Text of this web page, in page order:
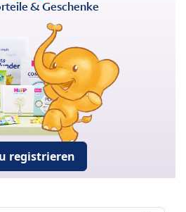
& Geschenke
registrieren